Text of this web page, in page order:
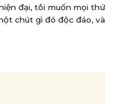
đại, tôi muốn mọi thứ
chút gì đó độc đáo, và